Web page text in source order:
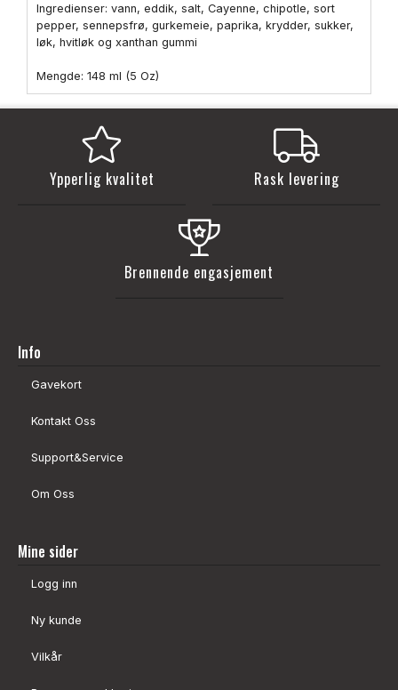
Ingredienser: vann, eddik, salt, Cayenne, chipotle, sort
pepper, sennepsfrø, gurkemeie, paprika, krydder, sukker,
løk, hvitløk og xanthan gummi
Mengde: 148 ml (5 Oz)
Ypperlig kvalitet Rask levering
Brennende engasjement
Info
Gavekort
Kontakt Oss
Support&Service
Om Oss
Mine sider
Logg inn
Ny kunde
Vilkår